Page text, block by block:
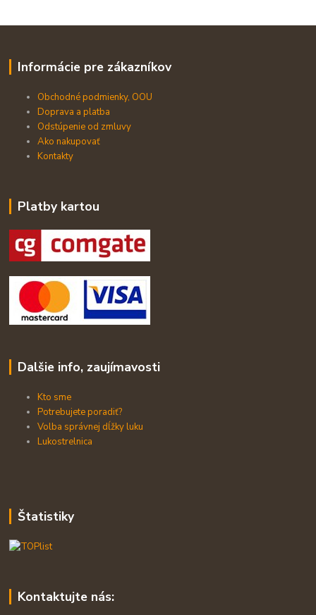
Informácie pre zákazníkov
Obchodné podmienky, OOU
Doprava a platba
Odstúpenie od zmluvy
Ako nakupovať
Kontakty
Platby kartou
Dalšie info, zaujímavosti
Kto sme
Potrebujete poradiť?
Volba správnej dĺžky luku
Lukostrelnica
Štatistiky
Kontaktujte nás: